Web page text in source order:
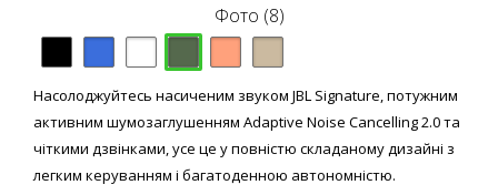
Фото (8)
Насолоджуйтесь насиченим звуком JBL Signature, потужним
активним шумозаглушенням Adaptive Noise Cancelling 2.0 та
чіткими дзвінками, усе це у повністю складаному дизайні з
легким керуванням і багатоденною автономністю.